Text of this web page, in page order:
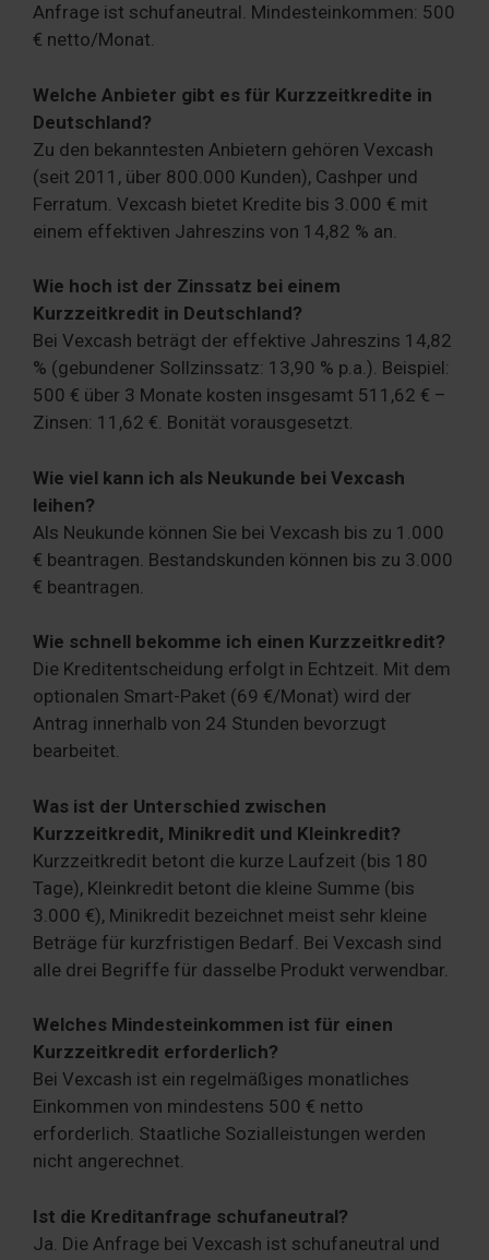
Anfrage ist schufaneutral. Mindesteinkommen: 500
€ netto/Monat.
Welche Anbieter gibt es für Kurzzeitkredite in
Deutschland?
Zu den bekanntesten Anbietern gehören Vexcash
(seit 2011, über 800.000 Kunden), Cashper und
Ferratum. Vexcash bietet Kredite bis 3.000 € mit
einem effektiven Jahreszins von 14,82 % an.
Wie hoch ist der Zinssatz bei einem
Kurzzeitkredit in Deutschland?
Bei Vexcash beträgt der effektive Jahreszins 14,82
% (gebundener Sollzinssatz: 13,90 % p.a.). Beispiel:
500 € über 3 Monate kosten insgesamt 511,62 € –
Zinsen: 11,62 €. Bonität vorausgesetzt.
Wie viel kann ich als Neukunde bei Vexcash
leihen?
Als Neukunde können Sie bei Vexcash bis zu 1.000
€ beantragen. Bestandskunden können bis zu 3.000
€ beantragen.
Wie schnell bekomme ich einen Kurzzeitkredit?
Die Kreditentscheidung erfolgt in Echtzeit. Mit dem
optionalen Smart-Paket (69 €/Monat) wird der
Antrag innerhalb von 24 Stunden bevorzugt
bearbeitet.
Was ist der Unterschied zwischen
Kurzzeitkredit, Minikredit und Kleinkredit?
Kurzzeitkredit betont die kurze Laufzeit (bis 180
Tage), Kleinkredit betont die kleine Summe (bis
3.000 €), Minikredit bezeichnet meist sehr kleine
Beträge für kurzfristigen Bedarf. Bei Vexcash sind
alle drei Begriffe für dasselbe Produkt verwendbar.
Welches Mindesteinkommen ist für einen
Kurzzeitkredit erforderlich?
Bei Vexcash ist ein regelmäßiges monatliches
Einkommen von mindestens 500 € netto
erforderlich. Staatliche Sozialleistungen werden
nicht angerechnet.
Ist die Kreditanfrage schufaneutral?
Ja. Die Anfrage bei Vexcash ist schufaneutral und